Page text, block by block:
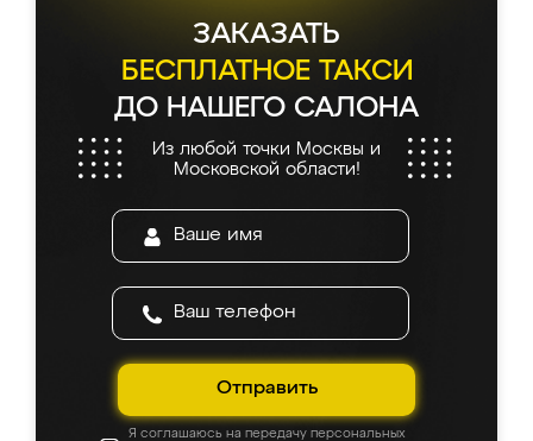
ЗАКАЗАТЬ
БЕСПЛАТНОЕ ТАКСИ
ДО НАШЕГО САЛОНА
Из любой точки Москвы и
Московской области!
Отправить
Я соглашаюсь на передачу персональных